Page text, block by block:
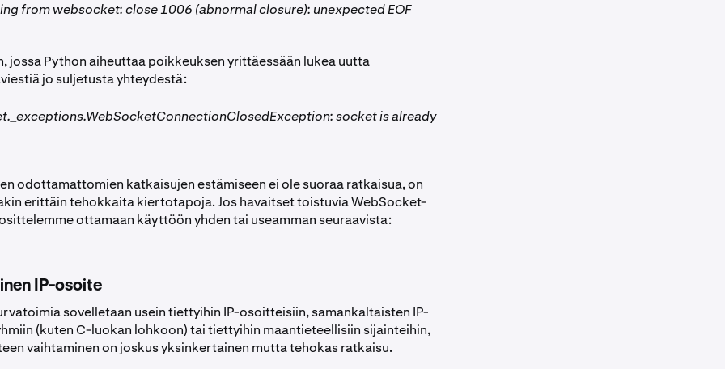
from websocket: close 1006 (abnormal closure): unexpected EOF
jossa Python aiheuttaa poikkeuksen yrittäessään lukea uutta
jo suljetusta yhteydestä:
socket is already
odottamattomien katkaisujen estämiseen ei ole suoraa ratkaisua, on
erittäin tehokkaita kiertotapoja. Jos havaitset toistuvia WebSocket-
ottamaan käyttöön yhden tai useamman seuraavista:
IP-osoite
sovelletaan usein tiettyihin IP-osoitteisiin, samankaltaisten IP-
(kuten C-luokan lohkoon) tai tiettyihin maantieteellisiin sijainteihin,
vaihtaminen on joskus yksinkertainen mutta tehokas ratkaisu.